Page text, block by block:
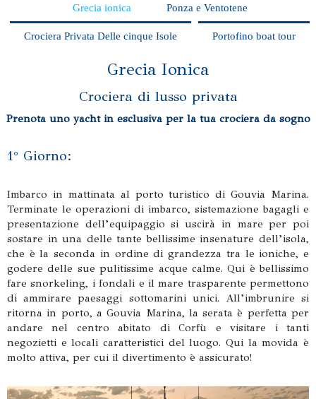
Grecia ionica Ponza e Ventotene
Crociera Privata Delle cinque Isole Portofino boat tour
Grecia Ionica
Crociera di lusso privata
Prenota uno yacht in esclusiva per la tua crociera da sogno
1° Giorno:
Imbarco in mattinata al porto turistico di Gouvia Marina.
Terminate le operazioni di imbarco, sistemazione bagagli e
presentazione dell’equipaggio si uscirà in mare per poi
sostare in una delle tante bellissime insenature dell’isola,
che è la seconda in ordine di grandezza tra le ioniche, e
godere delle sue pulitissime acque calme. Qui è bellissimo
fare snorkeling, i fondali e il mare trasparente permettono
di ammirare paesaggi sottomarini unici. All’imbrunire si
ritorna in porto, a Gouvia Marina, la serata è perfetta per
andare nel centro abitato di Corfù e visitare i tanti
negozietti e locali caratteristici del luogo. Qui la movida è
molto attiva, per cui il divertimento è assicurato!